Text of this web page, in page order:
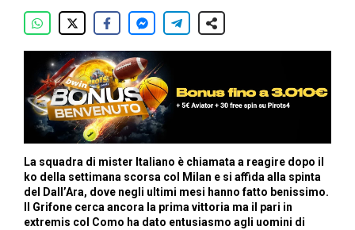
La squadra di mister Italiano è chiamata a reagire dopo il
ko della settimana scorsa col Milan e si affida alla spinta
del Dall’Ara, dove negli ultimi mesi hanno fatto benissimo.
Il Grifone cerca ancora la prima vittoria ma il pari in
extremis col Como ha dato entusiasmo agli uomini di